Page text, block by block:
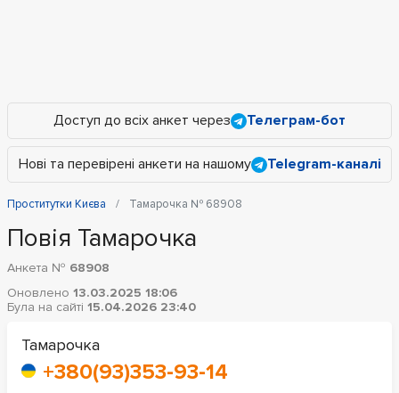
Доступ до всіх анкет через Телеграм-бот
Нові та перевірені анкети на нашому Telegram-каналі
Проститутки Києва Тамарочка № 68908
Повія Тамарочка
Анкета № 68908
Оновлено 13.03.2025 18:06
Була на сайті 15.04.2026 23:40
Тамарочка
+380(93)353-93-14